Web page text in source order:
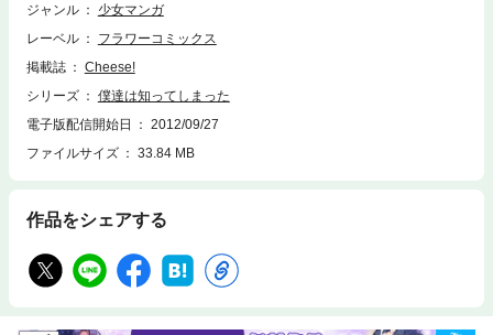
ジャンル
少女マンガ
レーベル
フラワーコミックス
掲載誌
Cheese!
シリーズ
僕達は知ってしまった
電子版配信開始日
2012/09/27
ファイルサイズ
33.84 MB
作品をシェアする